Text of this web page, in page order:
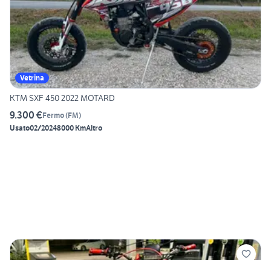
Vetrina
KTM SXF 450 2022 MOTARD
9.300 €Fermo(FM)
Usato02/20248000 KmAltro